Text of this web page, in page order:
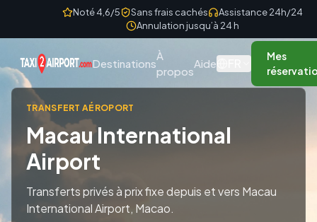
Skip to contentNoté 4,6/5 Sans frais cachés
Assistance 24h/24
Annulation jusqu’à 24 h
Destinations
À
propos
Aide
Mes
TRANSFERT AÉROPORT
Macau International
Airport
Transferts privés à prix fixe depuis et vers Macau
International Airport, Macao.